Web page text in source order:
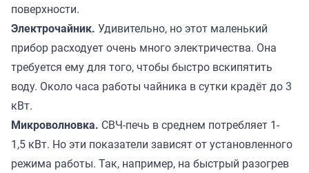
поверхности.
Электрочайник. Удивительно, но этот маленький
прибор расходует очень много электричества. Она
требуется ему для того, чтобы быстро вскипятить
воду. Около часа работы чайника в сутки крадёт до 3
кВт.
Микроволновка. СВЧ-печь в среднем потребляет 1-
1,5 кВт. Но эти показатели зависят от установленного
режима работы. Так, например, на быстрый разогрев